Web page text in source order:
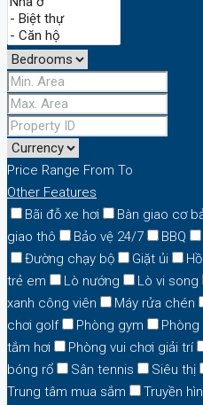
Price Range From To
Other Features
Bãi đỗ xe hơi
Bàn giao cơ
giao thô
Bảo vệ 24/7 BBQ
Đường chạy bộ
Giặt ủi
trẻ em
Lò nướng Lò vi song
xanh công viên
Máy rửa chén
chơi golf
Phòng gym
tắm hơi
Phòng vui chơi giải trí
bóng rổ
Sân tennis Siêu thị
Trung tâm mua sắm
Truyền